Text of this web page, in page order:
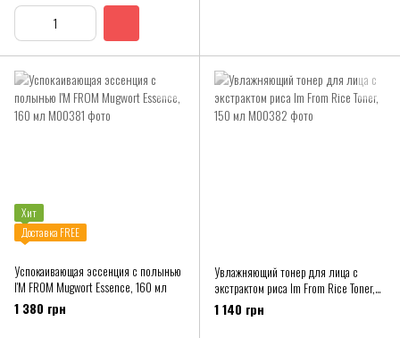
Хит
Доставка FREE
Успокаивающая эссенция с полынью
I'M FROM Mugwort Essence, 160 мл
1 380 грн
Увлажняющий тонер для лица с
экстрактом риса Im From Rice Toner,
150 мл
1 140 грн